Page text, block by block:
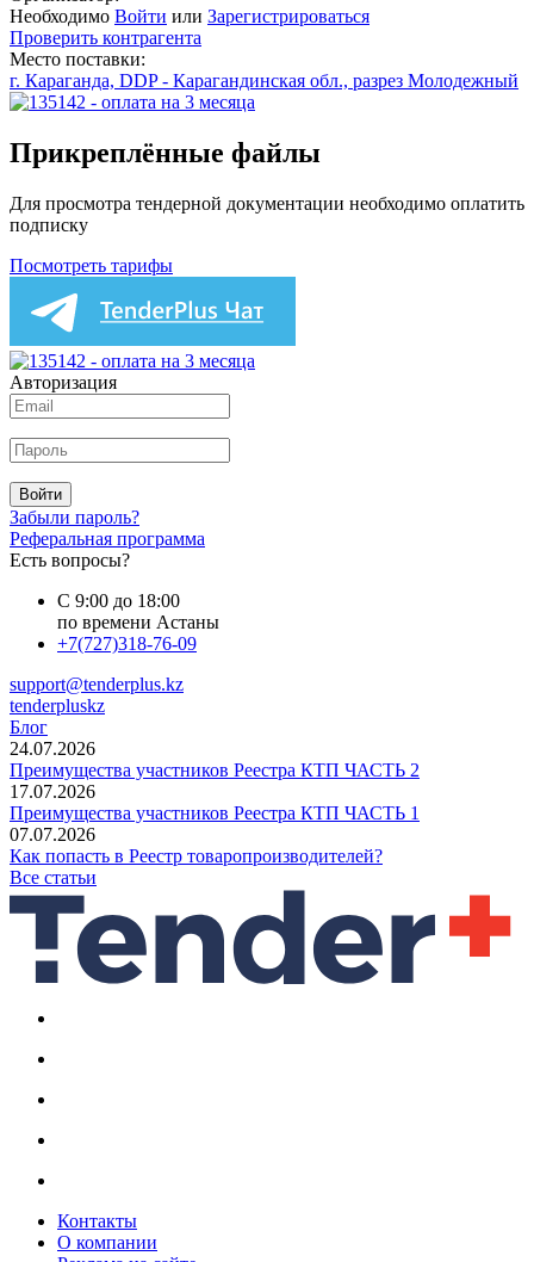
Необходимо Войти или Зарегистрироваться
Проверить контрагента
Место поставки:
г. Караганда, DDP - Карагандинская обл., разрез Молодежный
Прикреплённые файлы
Для просмотра тендерной документации необходимо оплатить
подписку
Посмотреть тарифы
Авторизация
Войти
Забыли пароль?
Реферальная программа
Есть вопросы?
С 9:00 до 18:00
по времени Астаны
+7(727)318-76-09
support@tenderplus.kz
tenderpluskz
Блог
24.07.2026
Преимущества участников Реестра КТП ЧАСТЬ 2
17.07.2026
Преимущества участников Реестра КТП ЧАСТЬ 1
07.07.2026
Как попасть в Реестр товаропроизводителей?
Все статьи
Контакты
О компании